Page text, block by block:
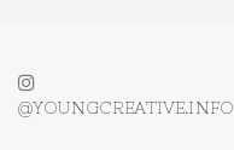
@YOUNGCREATIVE.INFO